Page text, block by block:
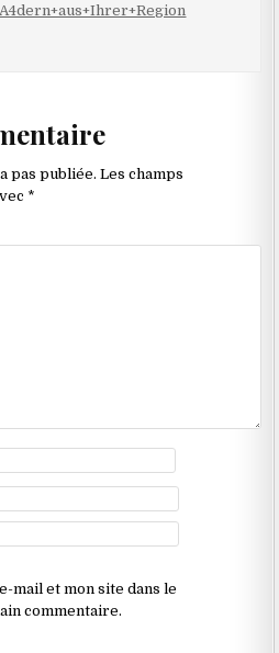
pas publiée. Les champs
*
mail et mon site dans le
commentaire.